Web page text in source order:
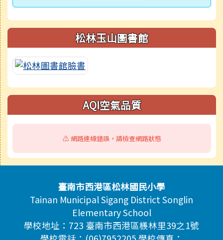
松林玉山圖書館
AQI空氣品質
⚠️ 網路連線錯誤，請檢查網路狀態
頁尾區域內容臺南市西港區松林國民小學
Tainan Municipal Sigang District Songlin
Elementary School
學校地址：723 臺南市西港區檨林里39之1號